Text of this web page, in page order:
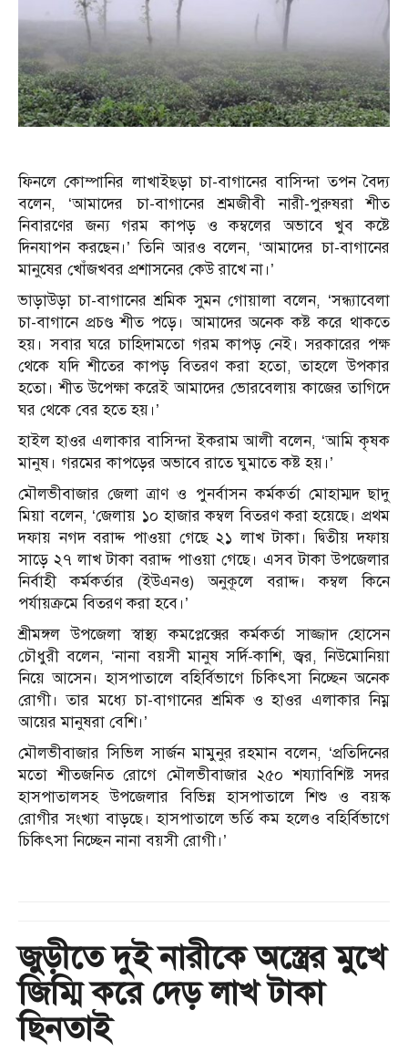
ফিনলে কোম্পানির লাখাইছড়া চা-বাগানের বাসিন্দা তপন বৈদ্য
বলেন, ‘আমাদের চা-বাগানের শ্রমজীবী নারী-পুরুষরা শীত
নিবারণের জন্য গরম কাপড় ও কম্বলের অভাবে খুব কষ্টে
দিনযাপন করছেন।’ তিনি আরও বলেন, ‘আমাদের চা-বাগানের
মানুষের খোঁজখবর প্রশাসনের কেউ রাখে না।’
ভাড়াউড়া চা-বাগানের শ্রমিক সুমন গোয়ালা বলেন, ‘সন্ধ্যাবেলা
চা-বাগানে প্রচণ্ড শীত পড়ে। আমাদের অনেক কষ্ট করে থাকতে
হয়। সবার ঘরে চাহিদামতো গরম কাপড় নেই। সরকারের পক্ষ
থেকে যদি শীতের কাপড় বিতরণ করা হতো, তাহলে উপকার
হতো। শীত উপেক্ষা করেই আমাদের ভোরবেলায় কাজের তাগিদে
ঘর থেকে বের হতে হয়।’
হাইল হাওর এলাকার বাসিন্দা ইকরাম আলী বলেন, ‘আমি কৃষক
মানুষ। গরমের কাপড়ের অভাবে রাতে ঘুমাতে কষ্ট হয়।’
মৌলভীবাজার জেলা ত্রাণ ও পুনর্বাসন কর্মকর্তা মোহাম্মদ ছাদু
মিয়া বলেন, ‘জেলায় ১০ হাজার কম্বল বিতরণ করা হয়েছে। প্রথম
দফায় নগদ বরাদ্দ পাওয়া গেছে ২১ লাখ টাকা। দ্বিতীয় দফায়
সাড়ে ২৭ লাখ টাকা বরাদ্দ পাওয়া গেছে। এসব টাকা উপজেলার
নির্বাহী কর্মকর্তার (ইউএনও) অনুকূলে বরাদ্দ। কম্বল কিনে
পর্যায়ক্রমে বিতরণ করা হবে।’
শ্রীমঙ্গল উপজেলা স্বাস্থ্য কমপ্লেক্সের কর্মকর্তা সাজ্জাদ হোসেন
চৌধুরী বলেন, ‘নানা বয়সী মানুষ সর্দি-কাশি, জ্বর, নিউমোনিয়া
নিয়ে আসেন। হাসপাতালে বহির্বিভাগে চিকিৎসা নিচ্ছেন অনেক
রোগী। তার মধ্যে চা-বাগানের শ্রমিক ও হাওর এলাকার নিম্ন
আয়ের মানুষরা বেশি।’
মৌলভীবাজার সিভিল সার্জন মামুনুর রহমান বলেন, ‘প্রতিদিনের
মতো শীতজনিত রোগে মৌলভীবাজার ২৫০ শয্যাবিশিষ্ট সদর
হাসপাতালসহ উপজেলার বিভিন্ন হাসপাতালে শিশু ও বয়স্ক
রোগীর সংখ্যা বাড়ছে। হাসপাতালে ভর্তি কম হলেও বহির্বিভাগে
চিকিৎসা নিচ্ছেন নানা বয়সী রোগী।’
জুড়ীতে দুই নারীকে অস্ত্রের মুখে
জিম্মি করে দেড় লাখ টাকা
ছিনতাই